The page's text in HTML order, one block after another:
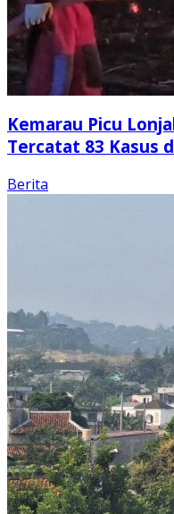
Kemarau Picu
Tercatat 83 Kasus
Berita